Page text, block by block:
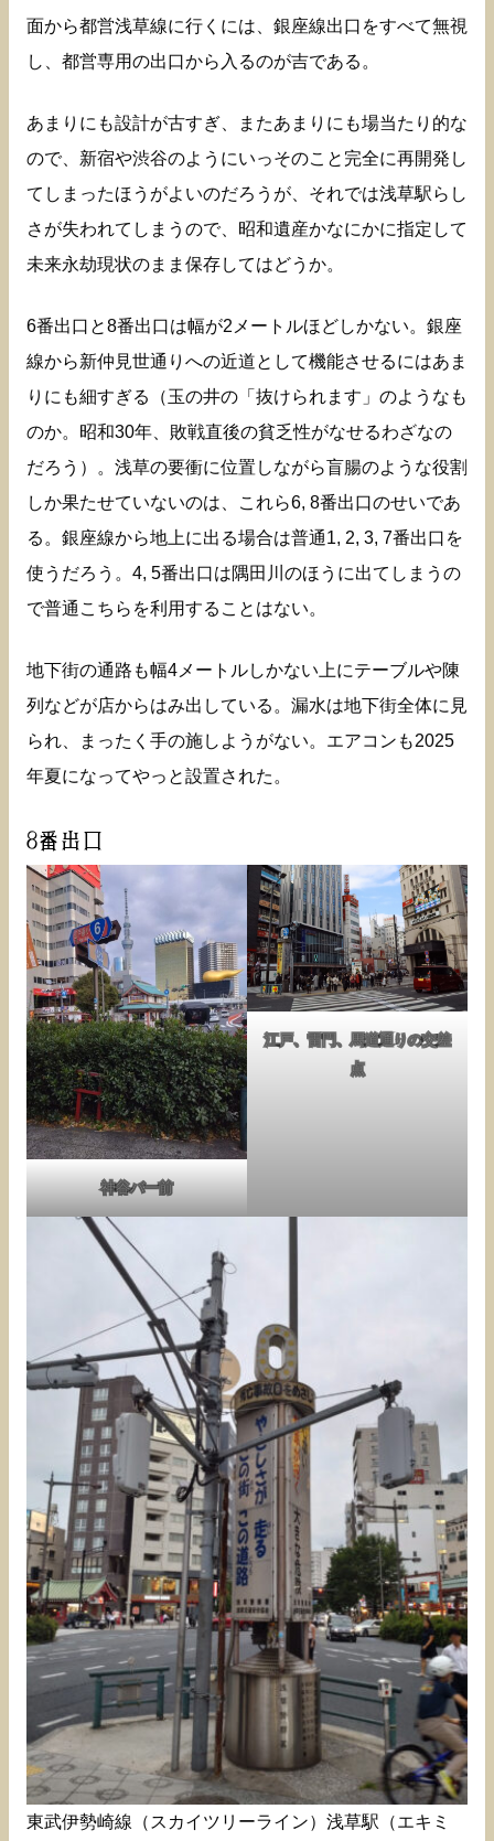
面から都営浅草線に行くには、銀座線出口をすべて無視
し、都営専用の出口から入るのが吉である。
あまりにも設計が古すぎ、またあまりにも場当たり的な
ので、新宿や渋谷のようにいっそのこと完全に再開発し
てしまったほうがよいのだろうが、それでは浅草駅らし
さが失われてしまうので、昭和遺産かなにかに指定して
未来永劫現状のまま保存してはどうか。
6番出口と8番出口は幅が2メートルほどしかない。銀座
線から新仲見世通りへの近道として機能させるにはあま
りにも細すぎる（玉の井の「抜けられます」のようなも
のか。昭和30年、敗戦直後の貧乏性がなせるわざなの
だろう）。浅草の要衝に位置しながら盲腸のような役割
しか果たせていないのは、これら6, 8番出口のせいであ
る。銀座線から地上に出る場合は普通1, 2, 3, 7番出口を
使うだろう。4, 5番出口は隅田川のほうに出てしまうの
で普通こちらを利用することはない。
地下街の通路も幅4メートルしかない上にテーブルや陳
列などが店からはみ出している。漏水は地下街全体に見
られ、まったく手の施しようがない。エアコンも2025
年夏になってやっと設置された。
8番出口
神谷バー前
江戸、雷門、馬道通りの交差
点
東武伊勢崎線（スカイツリーライン）浅草駅（エキミ